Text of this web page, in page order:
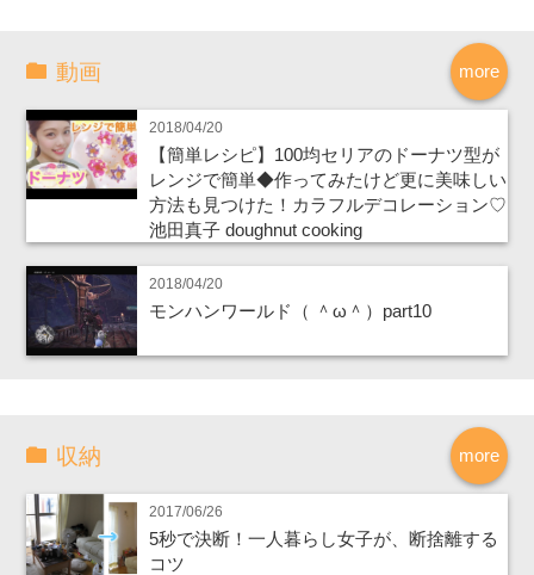
more
動画
2018/04/20
【簡単レシピ】100均セリアのドーナツ型が
レンジで簡単◆作ってみたけど更に美味しい
方法も見つけた！カラフルデコレーション♡
池田真子 doughnut cooking
2018/04/20
モンハンワールド（ ＾ω＾）part10
more
収納
2017/06/26
5秒で決断！一人暮らし女子が、断捨離する
コツ